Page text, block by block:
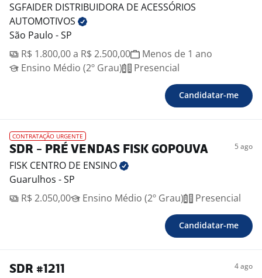
SGFAIDER DISTRIBUIDORA DE ACESSÓRIOS
AUTOMOTIVOS
São Paulo - SP
R$ 1.800,00 a R$ 2.500,00
Menos de 1 ano
Ensino Médio (2º Grau)
Presencial
Candidatar-me
CONTRATAÇÃO URGENTE
SDR - PRÉ VENDAS FISK GOPOUVA 5 ago
FISK CENTRO DE ENSINO
Guarulhos - SP
R$ 2.050,00
Ensino Médio (2º Grau) Presencial
Candidatar-me
SDR #1211 4 ago